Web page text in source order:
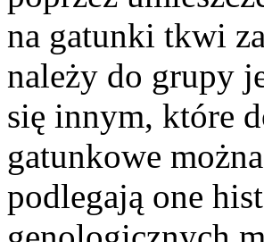
na gatunki tkwi
należy do grupy
się innym, które
gatunkowe
podlegają one